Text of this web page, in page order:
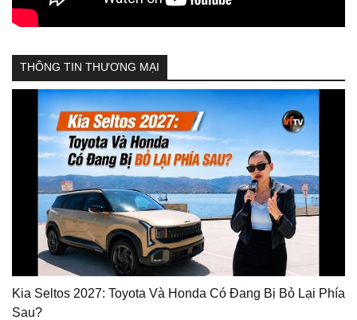
THÔNG TIN THƯƠNG MẠI
Kia Seltos 2027: Toyota Và Honda Có Đang Bị Bỏ Lại Phía
Sau?